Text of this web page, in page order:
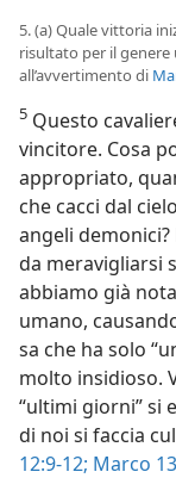
5. (a) Quale vittoria
risultato per il
all’avvertimento di
5 Questo
vincitore. Cosa
appropriato,
che cacci dal
angeli demonici?
da meravigliarsi
abbiamo già
umano,
sa che ha solo
molto insidioso.
“ultimi giorni” si
di noi si faccia
12:9-12; Marco